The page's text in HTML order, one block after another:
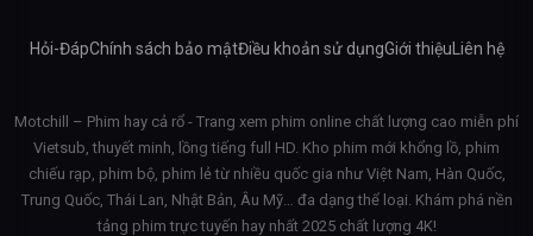
Hỏi-ĐápChính sách bảo mậtĐiều khoản sử dụngGiới thiệu Liên hệ
Motchill – Phim hay cả rổ - Trang xem phim online chất lượng cao miễn phí
Vietsub, thuyết minh, lồng tiếng full HD. Kho phim mới khổng lồ, phim
chiếu rạp, phim bộ, phim lẻ từ nhiều quốc gia như Việt Nam, Hàn Quốc,
Trung Quốc, Thái Lan, Nhật Bản, Âu Mỹ… đa dạng thể loại. Khám phá nền
tảng phim trực tuyến hay nhất 2025 chất lượng 4K!